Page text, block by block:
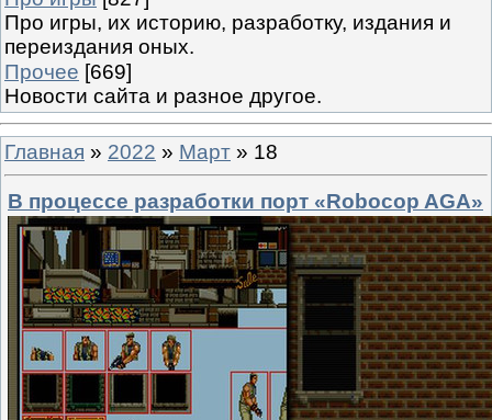
Про игры, их историю, разработку, издания и
переиздания оных.
Прочее [669]
Новости сайта и разное другое.
Главная » 2022 » Март » 18
В процессе разработки порт «Robocop AGA»